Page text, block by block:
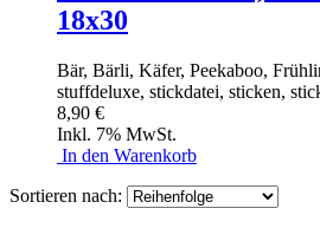
18x30
Bär, Bärli, Käfer, Peekaboo,
stuffdeluxe, stickdatei, sticken,
8,90 €
Inkl. 7% MwSt.
In den Warenkorb
Sortieren nach: